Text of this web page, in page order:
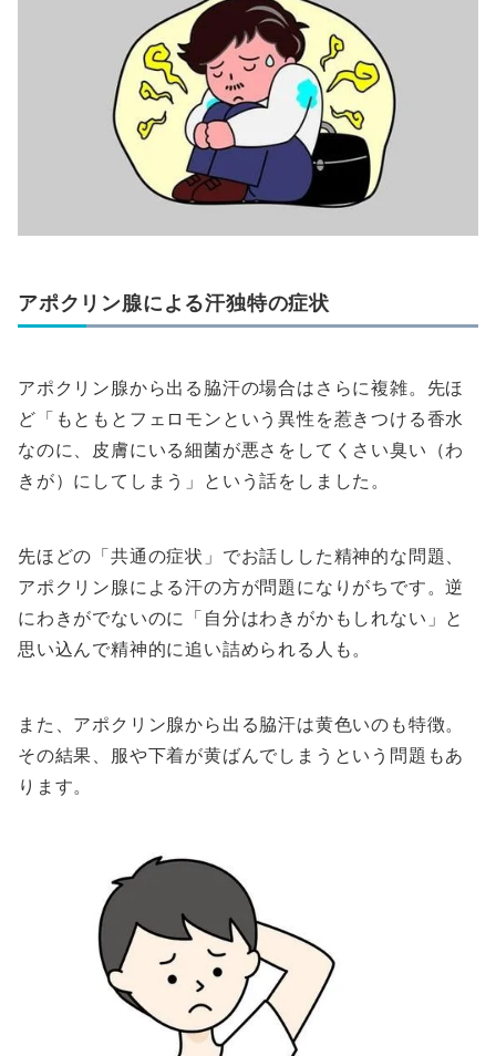
アポクリン腺による汗独特の症状
アポクリン腺から出る脇汗の場合はさらに複雑。先ほ
ど「もともとフェロモンという異性を惹きつける香水
なのに、皮膚にいる細菌が悪さをしてくさい臭い（わ
きが）にしてしまう」という話をしました。
先ほどの「共通の症状」でお話しした精神的な問題、
アポクリン腺による汗の方が問題になりがちです。逆
にわきがでないのに「自分はわきがかもしれない」と
思い込んで精神的に追い詰められる人も。
また、アポクリン腺から出る脇汗は黄色いのも特徴。
その結果、服や下着が黄ばんでしまうという問題もあ
ります。